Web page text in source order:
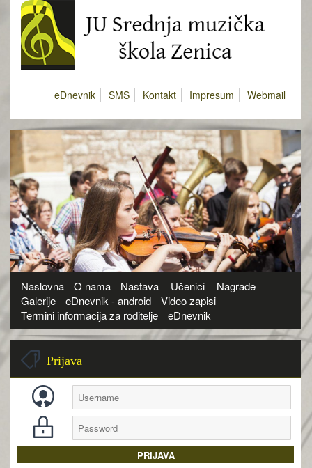
eDnevnik SMS Kontakt Impresum Webmail
Naslovna O nama Nastava Učenici
Nagrade
Galerije
eDnevnik - android
Video zapisi
Termini informacija za roditelje
eDnevnik
Prijava